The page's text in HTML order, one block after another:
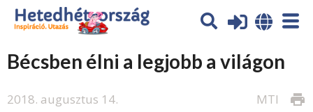
Bécsben élni a legjobb a világon
2018. augusztus 14. print
MTI